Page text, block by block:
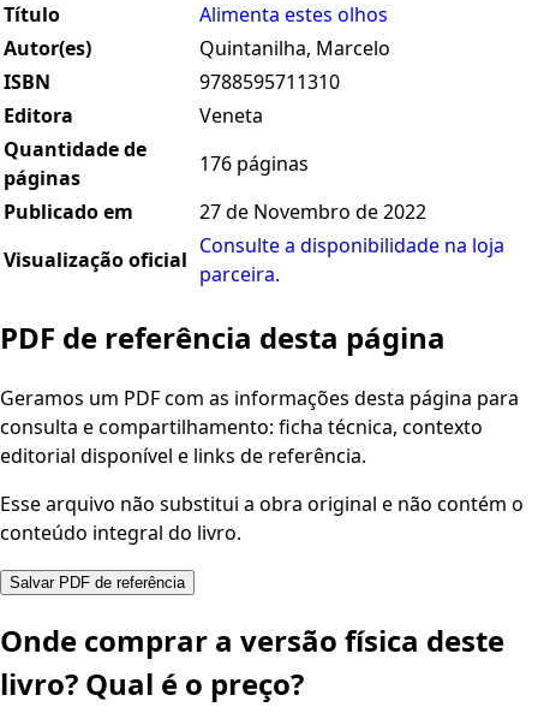
Título
Alimenta estes olhos
Autor(es)
Quintanilha, Marcelo
ISBN
9788595711310
Editora
Veneta
Quantidade de
páginas
176 páginas
Publicado em
27 de Novembro de 2022
Visualização oficial
Consulte a disponibilidade na loja
parceira.
PDF de referência desta página
Geramos um PDF com as informações desta página para
consulta e compartilhamento: ficha técnica, contexto
editorial disponível e links de referência.
Esse arquivo não substitui a obra original e não contém o
conteúdo integral do livro.
Salvar PDF de referência
Onde comprar a versão física deste
livro? Qual é o preço?